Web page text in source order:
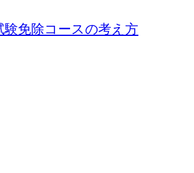
免除コースの考え方